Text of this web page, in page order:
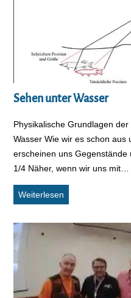
Sehen unter Wasser
Physikalische Grundlagen
Wasser Wie wir es schon aus
erscheinen uns
1/4 Näher, wenn wir uns mit…
Weiterlesen